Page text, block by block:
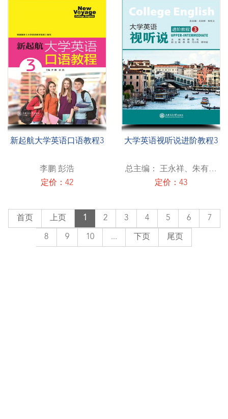
新起航大学英语口语教程3
李鹏 彭浩
定价：42
大学英语视听说进阶教程3
总主编： 王永祥、朱有义
分册主编：韩静、殷铭
定价：43
首页 上页 1 2 3 4 5 6 7
8 9 10 ... 下页 尾页